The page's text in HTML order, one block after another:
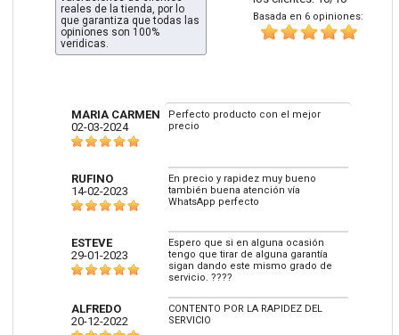
Basada en 6 opiniones:
reales de la tienda, por lo
que garantiza que todas las
opiniones son 100%
veridicas.
MARIA CARMEN
02-03-2024
Perfecto producto con el mejor
precio
RUFINO
14-02-2023
En precio y rapidez muy bueno
también buena atención vía
WhatsApp perfecto
ESTEVE
29-01-2023
Espero que si en alguna ocasión
tengo que tirar de alguna garantía
sigan dando este mismo grado de
servicio. ????
ALFREDO
20-12-2022
CONTENTO POR LA RAPIDEZ DEL
SERVICIO